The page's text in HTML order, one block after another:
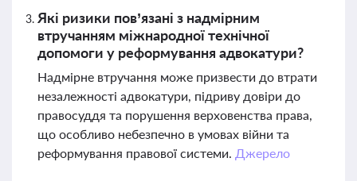
Які ризики пов’язані з надмірним
втручанням міжнародної технічної
допомоги у реформування адвокатури?
Надмірне втручання може призвести до втрати
незалежності адвокатури, підриву довіри до
правосуддя та порушення верховенства права,
що особливо небезпечно в умовах війни та
реформування правової системи. Джерело